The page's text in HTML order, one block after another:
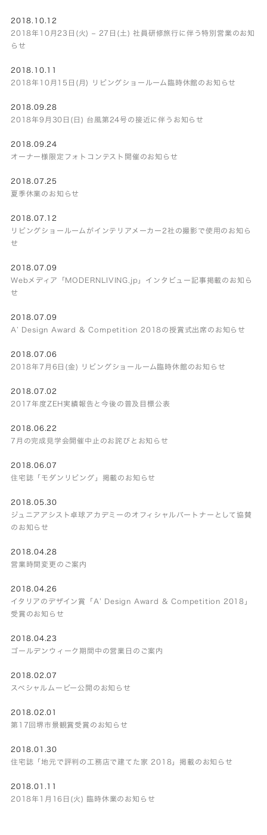
2018.10.12
2018年10月23日(火) – 27日(土) 社員研修旅行に伴う特別営業のお知
らせ
2018.10.11
2018年10月15日(月) リビングショールーム臨時休館のお知らせ
2018.09.28
2018年9月30日(日) 台風第24号の接近に伴うお知らせ
2018.09.24
オーナー様限定フォトコンテスト開催のお知らせ
2018.07.25
夏季休業のお知らせ
2018.07.12
リビングショールームがインテリアメーカー2社の撮影で使用のお知ら
せ
2018.07.09
Webメディア「MODERNLIVING.jp」インタビュー記事掲載のお知ら
せ
2018.07.09
A’ Design Award & Competition 2018の授賞式出席のお知らせ
2018.07.06
2018年7月6日(金) リビングショールーム臨時休館のお知らせ
2018.07.02
2017年度ZEH実績報告と今後の普及目標公表
2018.06.22
7月の完成見学会開催中止のお詫びとお知らせ
2018.06.07
住宅誌「モダンリビング」掲載のお知らせ
2018.05.30
ジュニアアシスト卓球アカデミーのオフィシャルパートナーとして協賛
のお知らせ
2018.04.28
営業時間変更のご案内
2018.04.26
イタリアのデザイン賞「A’ Design Award & Competition 2018」
受賞のお知らせ
2018.04.23
ゴールデンウィーク期間中の営業日のご案内
2018.02.07
スペシャルムービー公開のお知らせ
2018.02.01
第17回堺市景観賞受賞のお知らせ
2018.01.30
住宅誌「地元で評判の工務店で建てた家 2018」掲載のお知らせ
2018.01.11
2018年1月16日(火) 臨時休業のお知らせ